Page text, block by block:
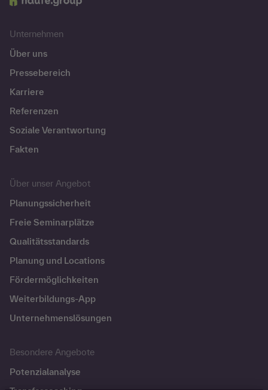
Unternehmen
Über uns
Pressebereich
Karriere
Referenzen
Soziale Verantwortung
Fakten
Über unser Angebot
Planungssicherheit
Freie Seminarplätze
Qualitätsstandards
Planung und Locations
Fördermöglichkeiten
Weiterbildungs-App
Unternehmenslösungen
Besondere Angebote
Potenzialanalyse